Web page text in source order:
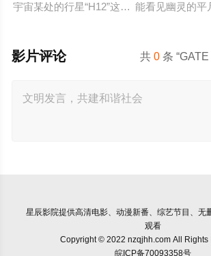
宇宙某处的行星“H12”这颗与地球极其相
能看见幽灵的平
共0 条
影片评论
星辰影院提供高清电影、动漫新番、综艺节目、无
观看
Copyright © 2022 nzqjhh.com All Rights
皖ICP备70093358号